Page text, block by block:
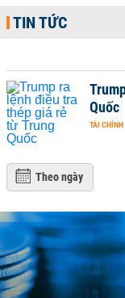
TIN TỨC
Quốc
TÀI CHÍNH
Theo ngày